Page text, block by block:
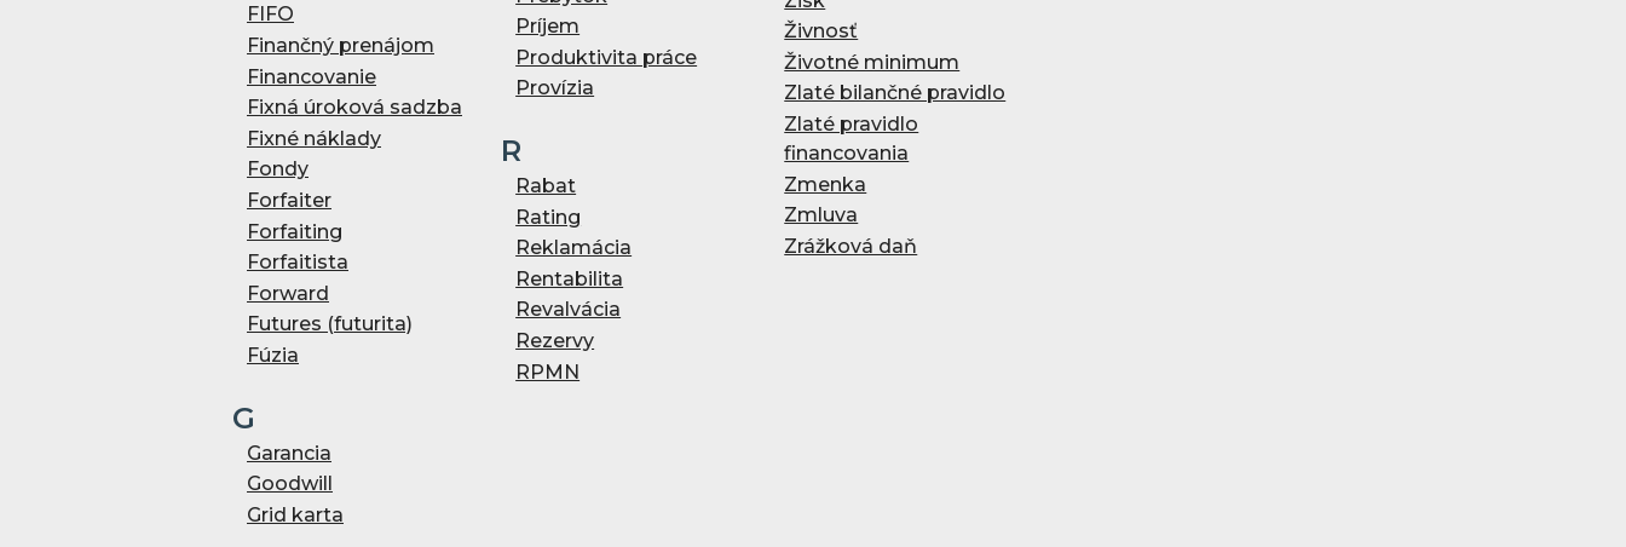
FIFO
Finančný prenájom
Financovanie
Fixná úroková sadzba
Fixné náklady
Fondy
Forfaiter
Forfaiting
Forfaitista
Forward
Futures (futurita)
Fúzia
G
Garancia
Goodwill
Grid karta
Príjem
Produktivita práce
Provízia
R
Rabat
Rating
Reklamácia
Rentabilita
Revalvácia
Rezervy
RPMN
Živnosť
Životné minimum
Zlaté bilančné pravidlo
Zlaté pravidlo
financovania
Zmenka
Zmluva
Zrážková daň